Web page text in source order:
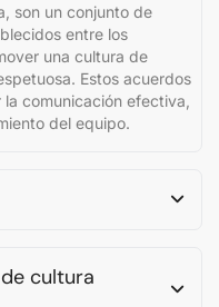
son un conjunto de
entre los
una cultura de
Estos acuerdos
comunicación efectiva,
del equipo.
cultura